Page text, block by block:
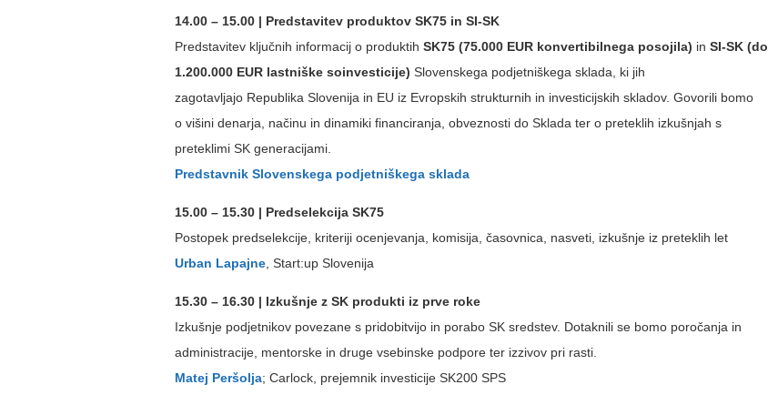
14.00 – 15.00 | Predstavitev produktov SK75 in SI-SK
Predstavitev ključnih informacij o produktih SK75 (75.000 EUR konvertibilnega posojila) in SI-SK (do
1.200.000 EUR lastniške soinvesticije) Slovenskega podjetniškega sklada, ki jih
zagotavljajo Republika Slovenija in EU iz Evropskih strukturnih in investicijskih skladov. Govorili bomo
o višini denarja, načinu in dinamiki financiranja, obveznosti do Sklada ter o preteklih izkušnjah s
preteklimi SK generacijami.
Predstavnik Slovenskega podjetniškega sklada
15.00 – 15.30 | Predselekcija SK75
Postopek predselekcije, kriteriji ocenjevanja, komisija, časovnica, nasveti, izkušnje iz preteklih let
Urban Lapajne, Start:up Slovenija
15.30 – 16.30 | Izkušnje z SK produkti iz prve roke
Izkušnje podjetnikov povezane s pridobitvijo in porabo SK sredstev. Dotaknili se bomo poročanja in
administracije, mentorske in druge vsebinske podpore ter izzivov pri rasti.
Matej Peršolja; Carlock, prejemnik investicije SK200 SPS